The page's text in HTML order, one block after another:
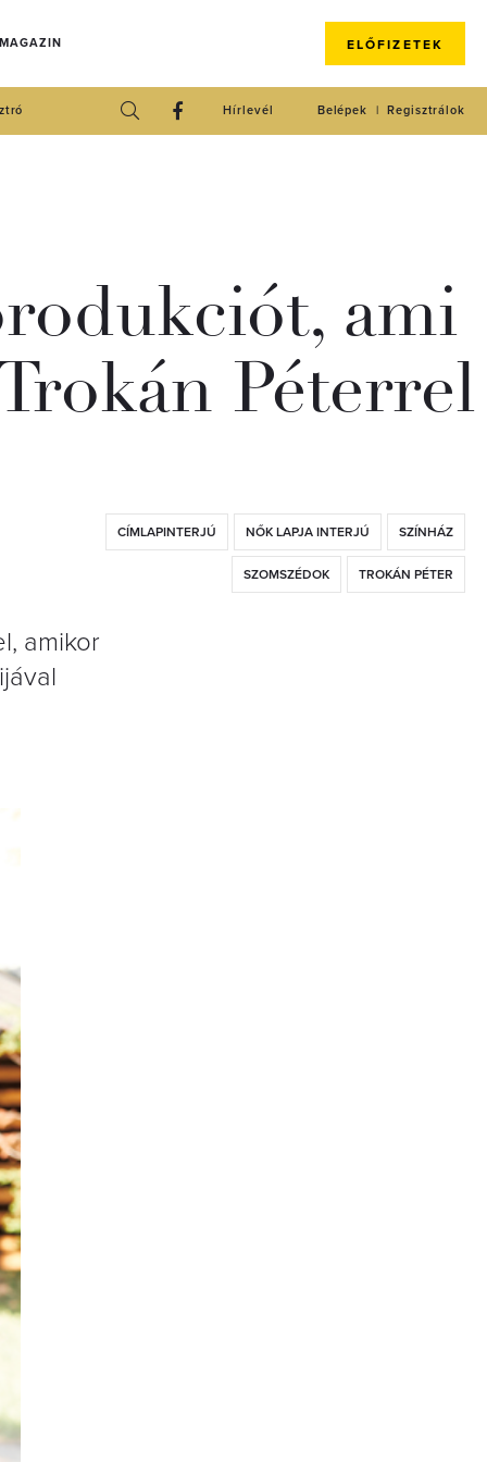
ELŐFIZETEK
Regisztrálok
Belépek
Hírlevél
ami
Péterrel
CÍMLAPINTERJÚ NŐK LAPJA INTERJÚ SZÍNHÁZ
SZOMSZÉDOK TROKÁN PÉTER
amikor